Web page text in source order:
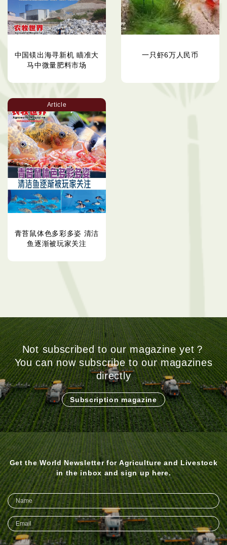
中国镁出海寻新机 瞄准大
马中微量肥料市场
一只虾6万人民币
Article
青苔鼠体色多彩多姿 清洁
鱼逐渐被玩家关注
Not subscribed to our magazine yet？
You can now subscribe to our magazines
directly
Subscription magazine
Get the World Newsletter for Agriculture and Livestock
in the inbox and sign up here.